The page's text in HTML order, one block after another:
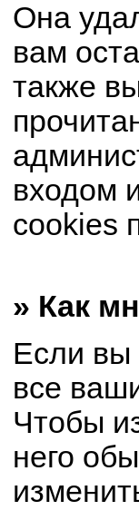
Она
вам
также
входом
cookies
» Как
Если вы
все
Чтобы
него